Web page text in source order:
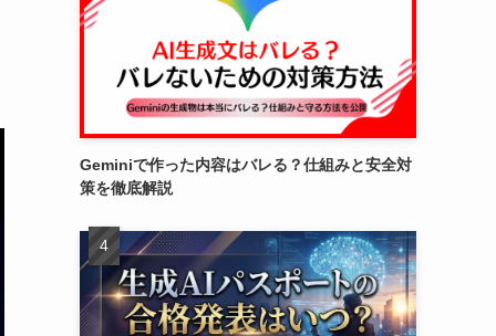
Geminiで作った内容はバレる？仕組みと安全対
策を徹底解説